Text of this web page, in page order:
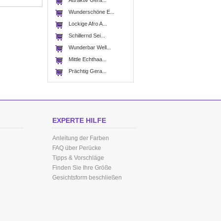
Wunderschöne E...
Lockige Afro A...
Schillernd Sei...
Wunderbar Well...
Mittle Echthaa...
Prächtig Gera...
EXPERTE HILFE
Anleitung der Farben
FAQ über Perücke
Tipps & Vorschläge
Finden Sie Ihre Größe
Gesichtsform beschließen